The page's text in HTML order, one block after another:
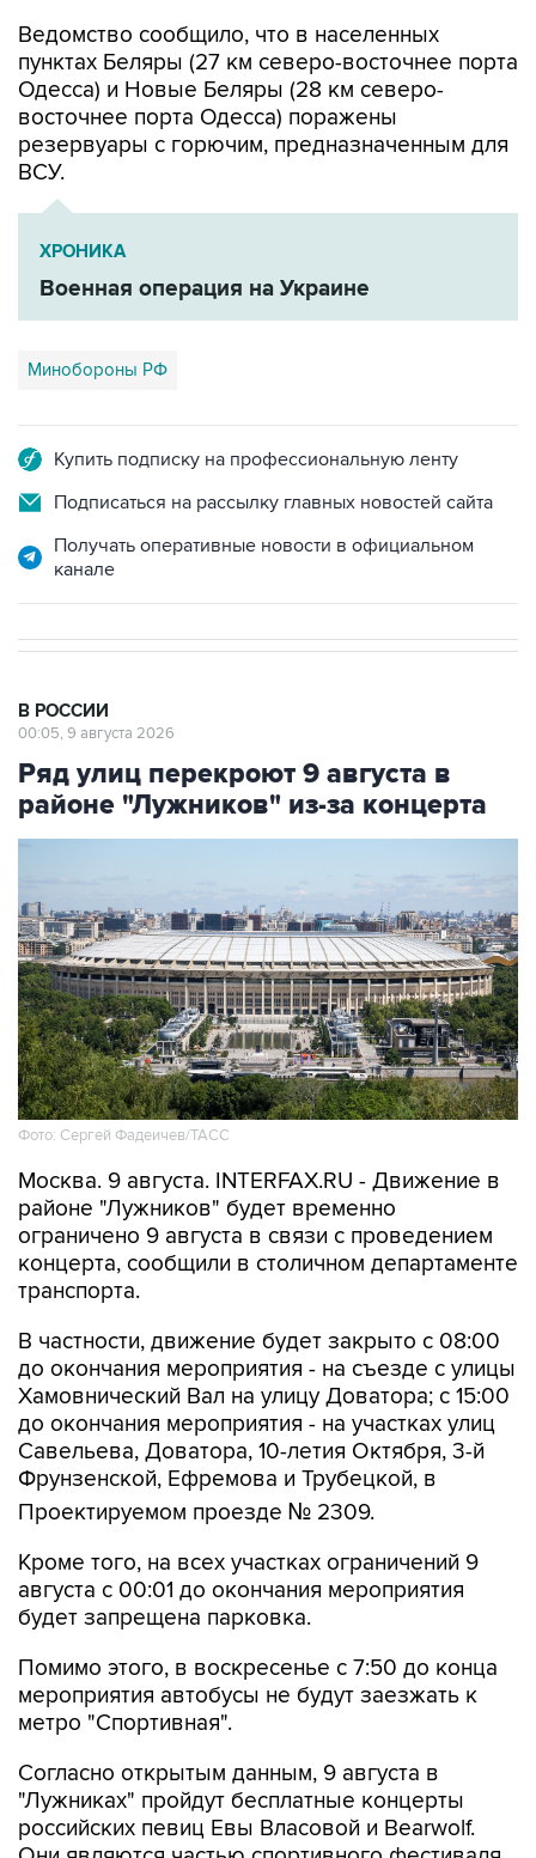
Ведомство сообщило, что в населенных
пунктах Беляры (27 км северо-восточнее порта
Одесса) и Новые Беляры (28 км северо-
восточнее порта Одесса) поражены
резервуары с горючим, предназначенным для
ВСУ.
ХРОНИКА
Военная операция на Украине
Минобороны РФ
Купить подписку на профессиональную ленту
Подписаться на рассылку главных новостей сайта
Получать оперативные новости в официальном
канале
В РОССИИ
00:05, 9 августа 2026
Ряд улиц перекроют 9 августа в
районе "Лужников" из-за концерта
Фото: Сергей Фадеичев/ТАСС
Москва. 9 августа. INTERFAX.RU - Движение в
районе "Лужников" будет временно
ограничено 9 августа в связи с проведением
концерта, сообщили в столичном департаменте
транспорта.
В частности, движение будет закрыто с 08:00
до окончания мероприятия - на съезде с улицы
Хамовнический Вал на улицу Доватора; с 15:00
до окончания мероприятия - на участках улиц
Савельева, Доватора, 10-летия Октября, 3-й
Фрунзенской, Ефремова и Трубецкой, в
Проектируемом проезде № 2309.
Кроме того, на всех участках ограничений 9
августа с 00:01 до окончания мероприятия
будет запрещена парковка.
Помимо этого, в воскресенье с 7:50 до конца
мероприятия автобусы не будут заезжать к
метро "Спортивная".
Согласно открытым данным, 9 августа в
"Лужниках" пройдут бесплатные концерты
российских певиц Евы Власовой и Bearwolf.